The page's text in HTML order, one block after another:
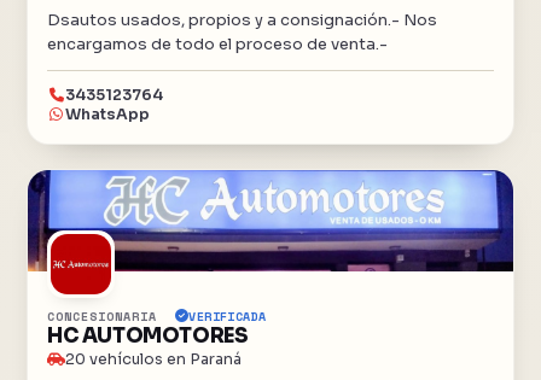
Dsautos usados, propios y a consignación.- Nos
encargamos de todo el proceso de venta.-
3435123764
WhatsApp
CONCESIONARIA VERIFICADA
HC AUTOMOTORES
20 vehículos en Paraná